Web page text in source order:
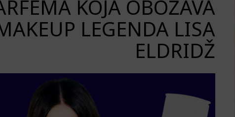
KOJA OBOŽAVA
LEGENDA LISA
ELDRIDŽ